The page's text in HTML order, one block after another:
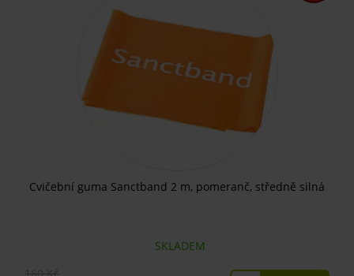
Cvičební guma Sanctband 2 m, pomeranč, středně silná
SKLADEM